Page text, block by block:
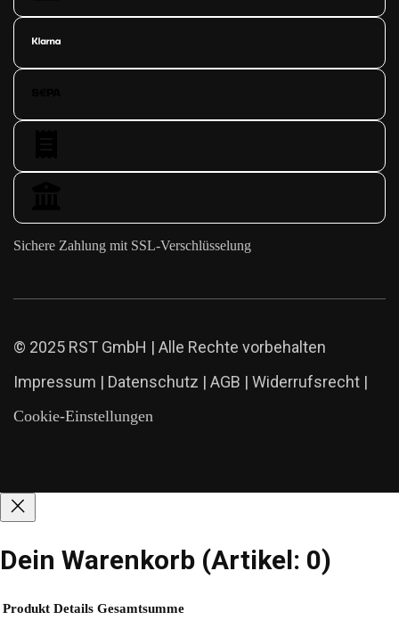
Sichere Zahlung mit SSL-Verschlüsselung
© 2025 RST GmbH | Alle Rechte vorbehalten
Impressum | Datenschutz | AGB | Widerrufsrecht |
Cookie-Einstellungen
Dein Warenkorb (Artikel: 0)
Produkt Details Gesamtsumme